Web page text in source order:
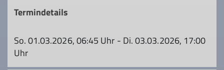
Termindetails
So. 01.03.2026, 06:45 Uhr - Di. 03.03.2026, 17:00
Uhr